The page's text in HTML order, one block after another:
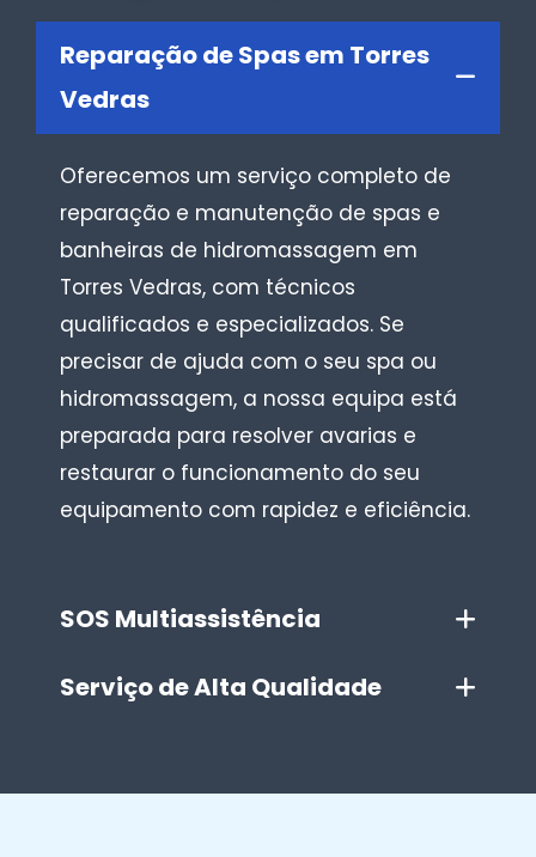
Reparação de Spas em Torres
Vedras
Oferecemos um serviço completo de
reparação e manutenção de spas e
banheiras de hidromassagem em
Torres Vedras, com técnicos
qualificados e especializados. Se
precisar de ajuda com o seu spa ou
hidromassagem, a nossa equipa está
preparada para resolver avarias e
restaurar o funcionamento do seu
equipamento com rapidez e eficiência.
SOS Multiassistência
Serviço de Alta Qualidade